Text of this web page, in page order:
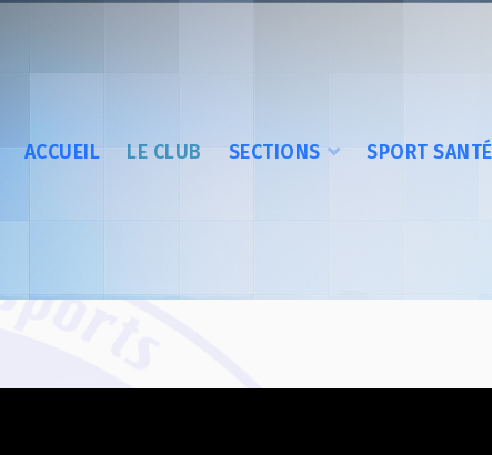
ACCUEIL LE CLUB SECTIONS SPORT SANTÉ